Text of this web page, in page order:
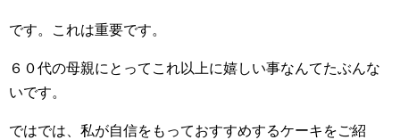
です。これは重要です。
６０代の母親にとってこれ以上に嬉しい事なんてたぶんな
いです。
ではでは、私が自信をもっておすすめするケーキをご紹